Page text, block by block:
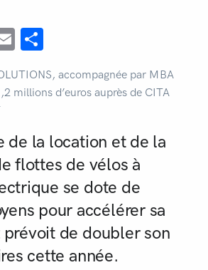
Email
accompagnée par MBA
millions d’euros auprès de CITA
de la location et de la
flottes de vélos à
se dote de
pour accélérer sa
prévoit de doubler son
cette année.